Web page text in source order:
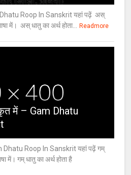
Roop In Sanskrit यहां पढ़ें अस्
में। अस् धातु का अर्थ होता...
Readmore
में – Gam Dhatu
Roop In Sanskrit यहां पढ़ें गम्
में। गम् धातु का अर्थ होता है